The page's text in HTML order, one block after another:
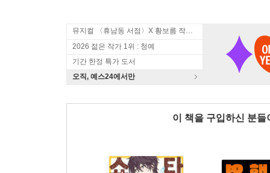
뮤지컬 〈휴남동 서점〉X 황보름 작가 북토크
2026 젊은 작가 1위 : 청예
기간 한정 특가 도서
오직, 예스24에서만
이 책을 구입하신 분